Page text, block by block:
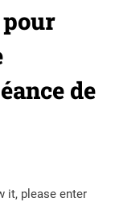
pour
de
it, please enter